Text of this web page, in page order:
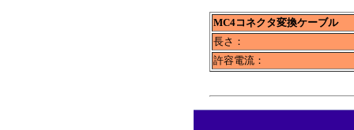
MC4コネクタ変換ケーブル
長さ：
許容電流：